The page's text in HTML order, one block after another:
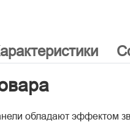
обладают эффектом